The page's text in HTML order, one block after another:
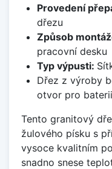
Provedení
dřezu
Způsob
pracovní desku
Typ výpusti:
Dřez z výroby
otvor pro
Tento granitový
žulového písku s
vysoce kvalitním
snadno snese